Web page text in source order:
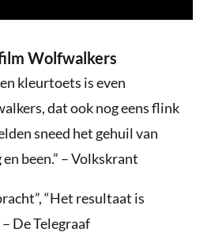
Wolfwalkers
kleurtoets is even
dat ook nog eens flink
sneed het gehuil van
been.” – Volkskrant
“Het resultaat is
De Telegraaf